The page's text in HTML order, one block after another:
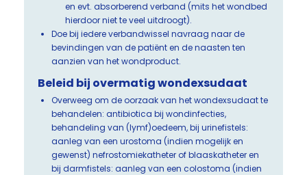
en evt. absorberend verband (mits het wondbed
hierdoor niet te veel uitdroogt).
Doe bij iedere verbandwissel navraag naar de
bevindingen van de patiënt en de naasten ten
aanzien van het wondproduct.
Beleid bij overmatig wondexsudaat
Overweeg om de oorzaak van het wondexsudaat te
behandelen: antibiotica bij wondinfecties,
behandeling van (lymf)oedeem, bij urinefistels:
aanleg van een urostoma (indien mogelijk en
gewenst) nefrostomiekatheter of blaaskatheter en
bij darmfistels: aanleg van een colostoma (indien